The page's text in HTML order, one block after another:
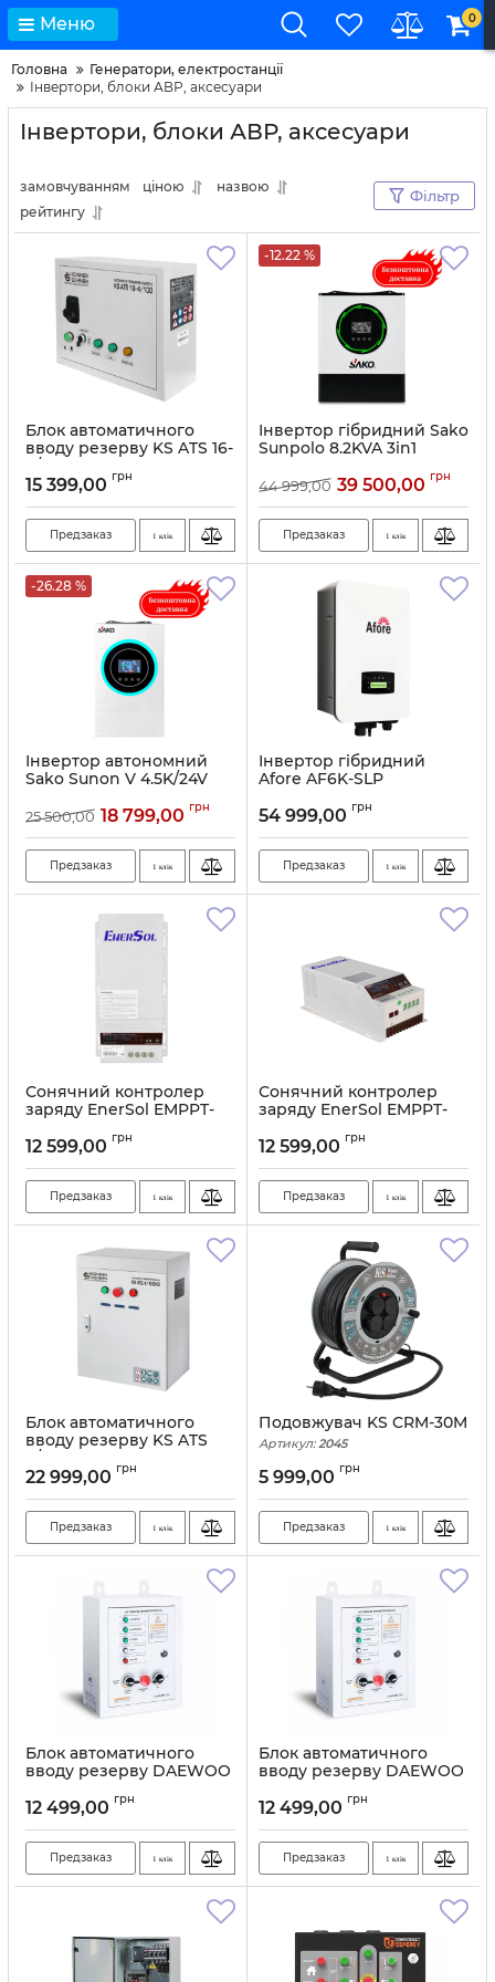
Меню 0
Головна
Генератори, електростанції
Інвертори, блоки АВР, аксесуари
Інвертори, блоки АВР, аксесуари
замовчуванням ціною
назвою
рейтингу
Фільтр
Блок автоматичного
вводу резерву KS ATS 16-
4/100
Артикул: 10232
15 399,00 грн
Предзаказ 1 клік
-12.22 %
Інвертор гібридний Sako
Sunpolo 8.2KVA 3in1
44 999,00 39 500,00 грн
Предзаказ 1 клік
-26.28 %
Інвертор автономний
Sako Sunon V 4.5K/24V
25 500,00 18 799,00 грн
Предзаказ 1 клік
Інвертор гібридний
Aforе AF6K-SLP
54 999,00 грн
Предзаказ 1 клік
Сонячний контролер
заряду EnerSol EMPPT-
12 599,00 грн
Предзаказ 1 клік
Сонячний контролер
заряду EnerSol EMPPT-
Артикул: 10151
12 599,00 грн
Предзаказ 1 клік
Блок автоматичного
вводу резерву KS ATS
4/160HD
Артикул: 10092
22 999,00 грн
Предзаказ 1 клік
Подовжувач KS CRM-30M
Артикул: 2045
5 999,00 грн
Предзаказ 1 клік
Блок автоматичного
вводу резерву DAEWOO
Артикул: 1124
12 499,00 грн
Предзаказ 1 клік
Блок автоматичного
вводу резерву DAEWOO
Артикул: 1123
12 499,00 грн
Предзаказ 1 клік